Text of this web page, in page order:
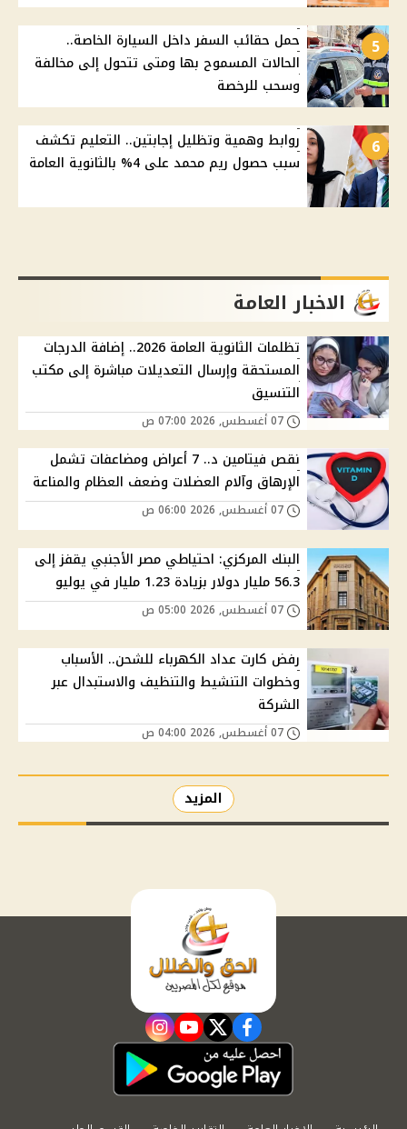
5
حمل حقائب السفر داخل السيارة الخاصة..
الحالات المسموح بها ومتى تتحول إلى مخالفة
وسحب للرخصة
6
روابط وهمية وتظليل إجابتين.. التعليم تكشف
سبب حصول ريم محمد على 4% بالثانوية العامة
الاخبار العامة
تظلمات الثانوية العامة 2026.. إضافة الدرجات
المستحقة وإرسال التعديلات مباشرة إلى مكتب
التنسيق
نقص فيتامين د.. 7 أعراض ومضاعفات تشمل
الإرهاق وآلام العضلات وضعف العظام والمناعة
البنك المركزي: احتياطي مصر الأجنبي يقفز إلى
56.3 مليار دولار بزيادة 1.23 مليار في يوليو
رفض كارت عداد الكهرباء للشحن.. الأسباب
وخطوات التنشيط والتنظيف والاستبدال عبر
الشركة
المزيد
facebook
twitter
youtube
instagram